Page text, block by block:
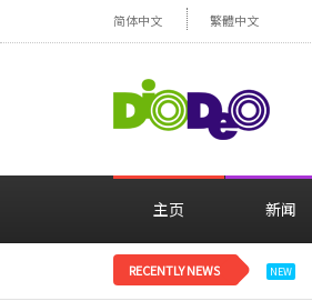
简体中文 繁體中文
主页 新闻
RECENTLY NEWS NEW